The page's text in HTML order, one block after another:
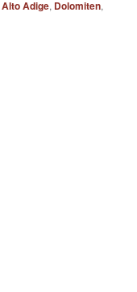
Alto Adige, Dolomiten,